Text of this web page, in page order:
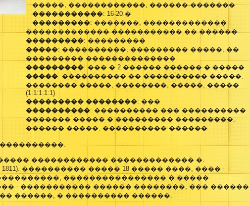
�����, ������������, ������-�������
�����������: 16-20 �
���������: �������, �������������
������������� ����������� �� ������
���������: ���������
�����: ����������, ��������� �����, ��
��������� ��������������
���������: ��� � 2 ������ ������ � �����
�����: ���������� �� ���������� �����,
�������� �����, ��������, �����, �����
(1:1:1:1:1)
��������� ��������: ���
����������: ���������� ��� ����������
������� ����� � ��������� ���������,
������ �����, ���������� ������
������������ ������������� �.
1811). ���������� ����� 18 ����� ����, ����
���������������� � �����
- ����������� ������ ��������, ��� ������
������, � ���������� ������.